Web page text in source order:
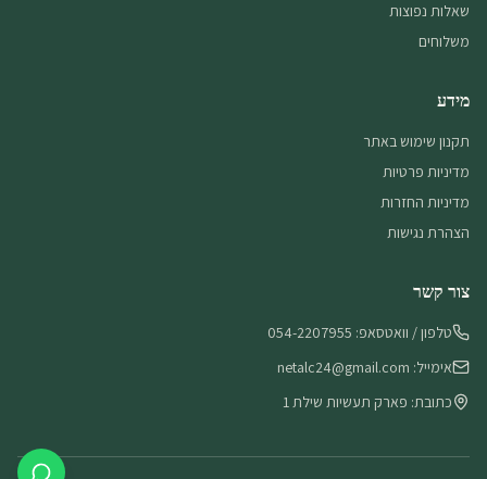
שאלות נפוצות
משלוחים
מידע
תקנון שימוש באתר
מדיניות פרטיות
מדיניות החזרות
הצהרת נגישות
צור קשר
טלפון / וואטסאפ: 054-2207955
אימייל: netalc24@gmail.com
כתובת: פארק תעשיות שילת 1